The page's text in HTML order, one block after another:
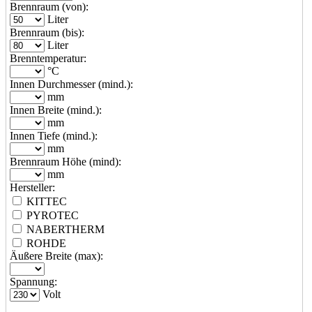
Brennraum (von):
Liter
Brennraum (bis):
Liter
Brenntemperatur:
°C
Innen Durchmesser (mind.):
mm
Innen Breite (mind.):
mm
Innen Tiefe (mind.):
mm
Brennraum Höhe (mind):
mm
Hersteller:
KITTEC
PYROTEC
NABERTHERM
ROHDE
Äußere Breite (max):
Spannung:
Volt